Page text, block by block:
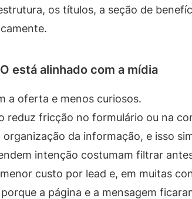
os títulos, a seção de
está alinhado com a mídia
a oferta e menos curiosos.
reduz fricção no formulário ou na
organização da informação, e isso
intenção costumam filtrar
custo por lead e, em muitas
a página e a mensagem